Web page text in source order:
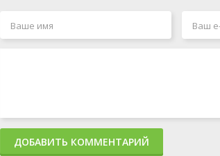
ДОБАВИТЬ КОММЕНТАРИЙ